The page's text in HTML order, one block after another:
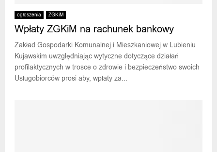
ogłoszenia ZGKiM
Wpłaty ZGKiM na rachunek bankowy
Zakład Gospodarki Komunalnej i Mieszkaniowej w Lubieniu
Kujawskim uwzględniając wytyczne dotyczące działań
profilaktycznych w trosce o zdrowie i bezpieczeństwo swoich
Usługobiorców prosi aby, wpłaty za...